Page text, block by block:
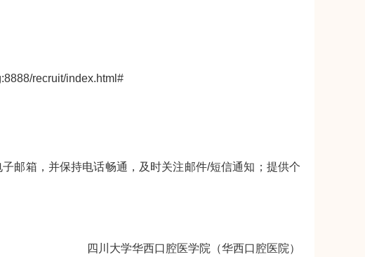
recruit/index.html#
邮箱，并保持电话畅通，及时关注邮件/短信通知；提供个
四川大学华西口腔医学院（华西口腔医院）